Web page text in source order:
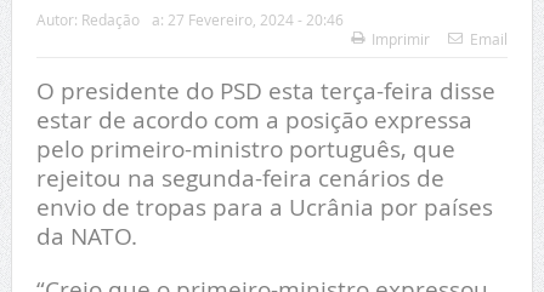
Autor: Redação a: 27 Fevereiro, 2024 - 20:46
Imprimir
Email
O presidente do PSD esta terça-feira disse
estar de acordo com a posição expressa
pelo primeiro-ministro português, que
rejeitou na segunda-feira cenários de
envio de tropas para a Ucrânia por países
da NATO.